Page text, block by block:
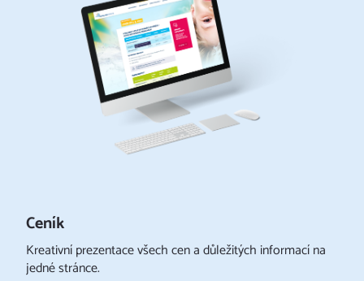
Ceník
Kreativní prezentace všech cen a důležitých informací na
jedné stránce.